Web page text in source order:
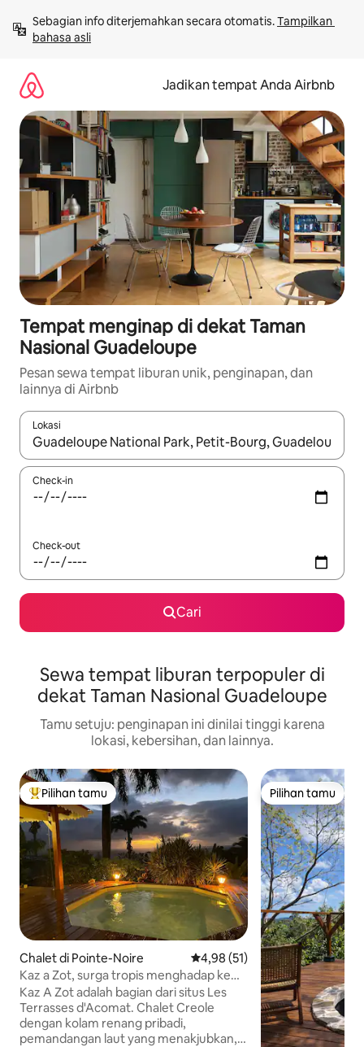
langsung
lihat
Sebagian info diterjemahkan secara otomatis. Tampilkan
bahasa asli
Jadikan tempat Anda Airbnb
Tempat menginap di dekat Taman
Nasional Guadeloupe
Pesan sewa tempat liburan unik, penginapan, dan
lainnya di Airbnb
Lokasi
Jika hasil yang dicari tersedia, telusuri dengan tombol panah
Check-in
Check-out
Cari
Sewa tempat liburan terpopuler di
dekat Taman Nasional Guadeloupe
Tamu setuju: penginapan ini dinilai tinggi karena
lokasi, kebersihan, dan lainnya.
Pilihan tamu terpopuler
Pilihan tamu
Chalet di Pointe-Noire Nilai rata-rata 4,98 dari 5, 51
4,98 (51)
Kaz a Zot, surga tropis menghadap ke
Karibia
Kaz A Zot adalah bagian dari situs Les
Terrasses d'Acomat. Chalet Creole
dengan kolam renang pribadi,
pemandangan laut yang menakjubkan,
Pilihan tamu
Pilihan tamu